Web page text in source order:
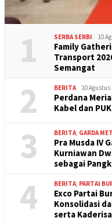
1 SERBA SERBI 10
Family
Transport
Semangat
2 BERITA 10 Agustus
Perdana
Kabel dan PUK
3 BERITA, GARDA
Pra Musda IV
Kurniawan
sebagai
4 BERITA, PARTAI
Exco Partai
Konsolidasi
serta